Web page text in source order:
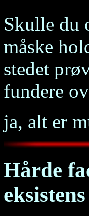
Skulle du
måske
stedet
fundere
ja, alt er
Hårde
eksistens